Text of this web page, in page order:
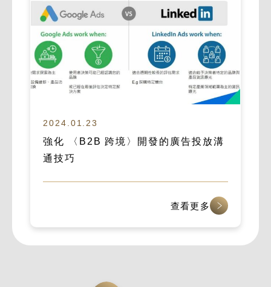
2024.01.23
強化 〈B2B 跨境〉開發的廣告投放溝
通技巧
查看更多